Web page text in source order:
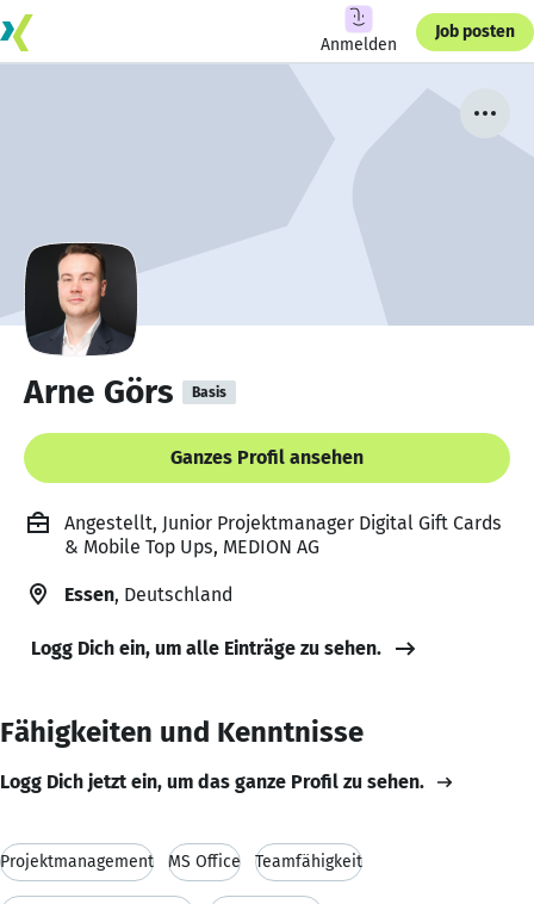
Anmelden
Job posten
Arne Görs Basis
Ganzes Profil ansehen
Angestellt, Junior Projektmanager Digital Gift Cards
& Mobile Top Ups, MEDION AG
Essen, Deutschland
Logg Dich ein, um alle Einträge zu sehen.
Fähigkeiten und Kenntnisse
Logg Dich jetzt ein, um das ganze Profil zu sehen.
Projektmanagement MS Office Teamfähigkeit